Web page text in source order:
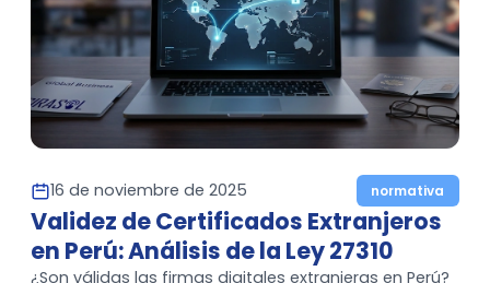
16 de noviembre de 2025 normativa
Validez de Certificados Extranjeros
en Perú: Análisis de la Ley 27310
¿Son válidas las firmas digitales extranjeras en Perú?